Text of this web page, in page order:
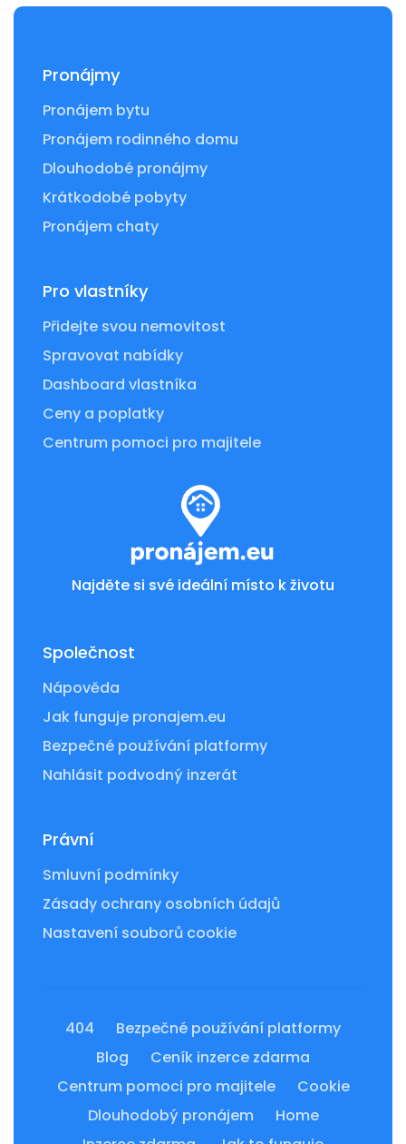
Pronájmy
Pronájem bytu
Pronájem rodinného domu
Dlouhodobé pronájmy
Krátkodobé pobyty
Pronájem chaty
Pro vlastníky
Přidejte svou nemovitost
Spravovat nabídky
Dashboard vlastníka
Ceny a poplatky
Centrum pomoci pro majitele
Najděte si své ideální místo k životu
Společnost
Nápověda
Jak funguje pronajem.eu
Bezpečné používání platformy
Nahlásit podvodný inzerát
Právní
Smluvní podmínky
Zásady ochrany osobních údajů
Nastavení souborů cookie
404
Bezpečné používání platformy
Blog
Ceník inzerce zdarma
Centrum pomoci pro majitele
Cookie
Dlouhodobý pronájem
Home